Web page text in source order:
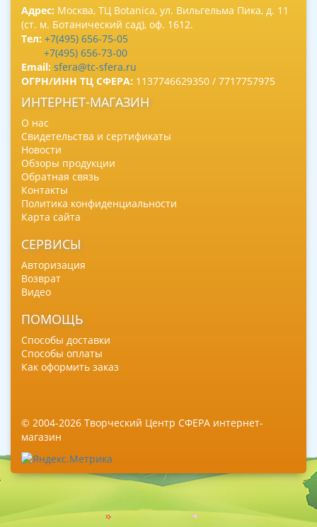
Адрес: Москва, ТЦ Botanica, ул. Вильгельма Пика, д. 11
(ст. м. Ботанический сад), оф. 1612.
Тел: +7(495) 656-75-05
+7(495) 656-73-00
Email: sfera@tc-sfera.ru
ОГРН/ИНН ТЦ СФЕРА: 1137746629350 / 7717757975
ИНТЕРНЕТ-МАГАЗИН
О нас
Свидетельства и сертификаты
Новости
Обзоры продукции
Обратная связь
Контакты
Политика конфиденциальности
Карта сайта
СЕРВИСЫ
Авторизация
Возврат
Видео
ПОМОЩЬ
Способы доставки
Способы оплаты
Как оформить заказ
© 2004-2026 Творческий Центр СФЕРА интернет-
магазин